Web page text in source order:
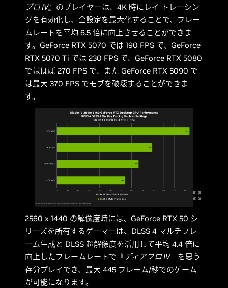
ブロ IV』のプレイヤーは、4K 時にレイ トレーシン
グを有効化し、全設定を最大化することで、フレー
ムレートを平均 6.5 倍に向上させることができま
す。GeForce RTX 5070 では 190 FPS で、GeForce
RTX 5070 Ti では 230 FPS で、GeForce RTX 5080
ではほぼ 270 FPS で、また GeForce RTX 5090 で
は最大 370 FPS でモブを破壊することができま
す。
2560 x 1440 の解像度時には、GeForce RTX 50 シ
リーズを所有するゲーマーは、DLSS 4 マルチフレ
ーム生成と DLSS 超解像度を活用して平均 4.4 倍に
向上したフレームレートで『ディアブロ IV』を思う
存分プレイでき、最大 445 フレーム/秒でのゲーム
が可能になります。